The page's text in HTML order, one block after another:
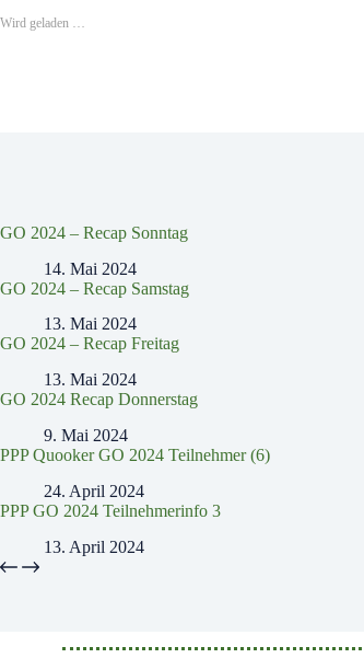
Wird geladen …
GO 2024 – Recap Sonntag
14. Mai 2024
GO 2024 – Recap Samstag
13. Mai 2024
GO 2024 – Recap Freitag
13. Mai 2024
GO 2024 Recap Donnerstag
9. Mai 2024
PPP Quooker GO 2024 Teilnehmer (6)
24. April 2024
PPP GO 2024 Teilnehmerinfo 3
13. April 2024